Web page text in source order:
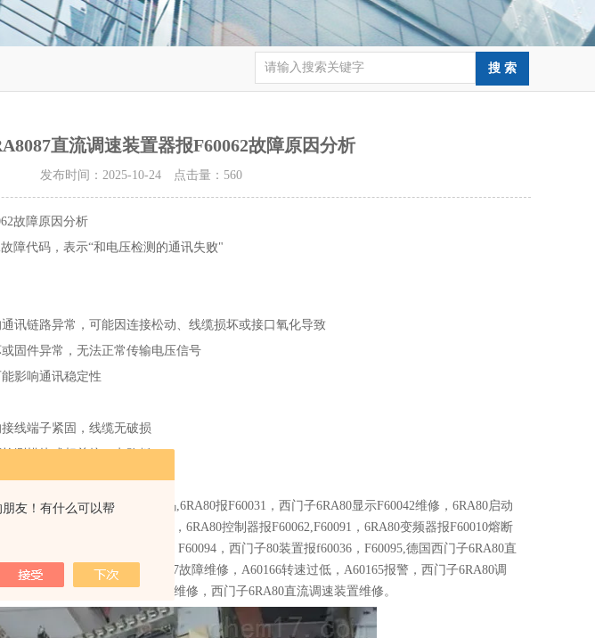
友！有什么可以帮
直流调速装置器报F60062故障原因分析
发布时间：2025-10-24 点击量： 560
故障原因分析
障代码，表示“和电压检测的通讯失败"‌
讯链路异常，可能因连接松动、线缆损坏或接口氧化导致‌
固件异常，无法正常传输电压信号‌
影响通讯稳定性‌
线端子紧固，线缆无破损‌
测模块或相关接口电路板‌
装屏蔽措施
6RA80驱动器报警F60007代码,6RA80报F60031，西门子6RA80显示F60042维修，6RA80启动
，F60300,F60061，F60090，6RA80控制器报F60062,F60091，6RA80变频器报F60010熔断
6RA80励磁报警F60105维修，F60094，西门子80装置报f60036，F60095,德国西门子6RA80直
报警。6RA80调速器报F60167故障维修，A60166转速过低，A60165报警，西门子6RA80调
卡维修，6RA80上电显示白屏维修，西门子6RA80直流调速装置维修。